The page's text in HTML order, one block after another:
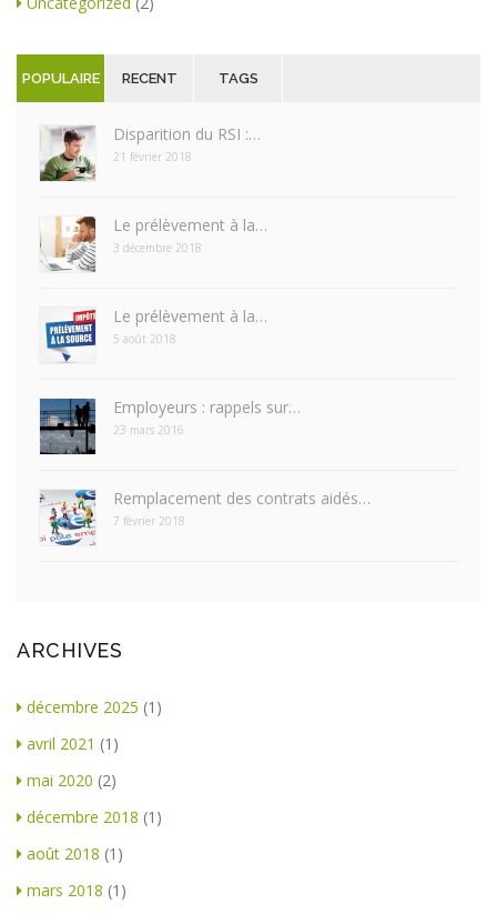
POPULAIRE RECENT TAGS
Disparition du RSI :…
21 février 2018
Le prélèvement à la…
3 décembre 2018
Le prélèvement à la…
5 août 2018
Employeurs : rappels sur…
23 mars 2016
Remplacement des contrats aidés…
7 février 2018
ARCHIVES
décembre 2025 (1)
avril 2021 (1)
mai 2020 (2)
décembre 2018 (1)
août 2018 (1)
mars 2018 (1)